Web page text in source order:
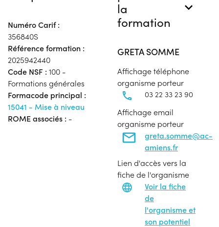
Numéro Carif :
356840S
Référence formation :
2025942440
Code NSF : 100 -
Formations générales
Formacode principal :
15041 - Mise à niveau
ROME associés : -
la
formation
GRETA SOMME
Affichage téléphone
organisme porteur
03 22 33 23 90
Affichage email
organisme porteur
greta.somme@ac-
amiens.fr
Lien d'accès vers la
fiche de l'organisme
Voir la fiche
de
l'organisme et
son potentiel